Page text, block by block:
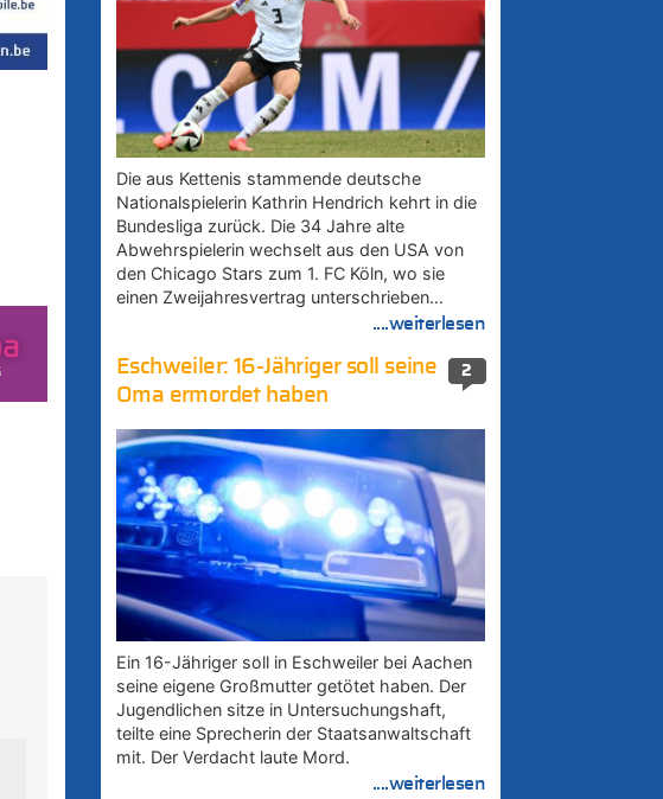
Die aus Kettenis stammende deutsche
Nationalspielerin Kathrin Hendrich kehrt in die
Bundesliga zurück. Die 34 Jahre alte
Abwehrspielerin wechselt aus den USA von
den Chicago Stars zum 1. FC Köln, wo sie
einen Zweijahresvertrag unterschrieben…
....weiterlesen
2
Eschweiler: 16-Jähriger soll seine
Oma ermordet haben
Ein 16-Jähriger soll in Eschweiler bei Aachen
seine eigene Großmutter getötet haben. Der
Jugendlichen sitze in Untersuchungshaft,
teilte eine Sprecherin der Staatsanwaltschaft
mit. Der Verdacht laute Mord.
....weiterlesen